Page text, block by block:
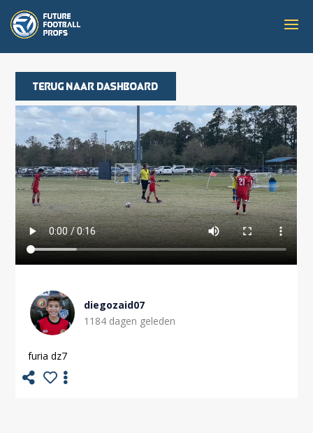
Terug naar dashboard
diegozaid07
1184 dagen geleden
furia dz7